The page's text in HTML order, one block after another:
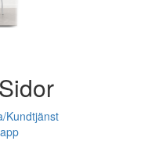
Kundtjänst